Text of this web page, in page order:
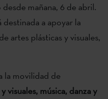
mañana, 6 de abril.
a apoyar la
artes plásticas y visuales,
la movilidad de
visuales, música, danza y